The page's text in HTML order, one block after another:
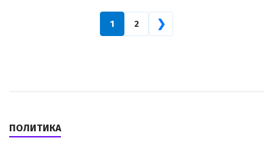
1 2 ❯
ПОЛИТИКА